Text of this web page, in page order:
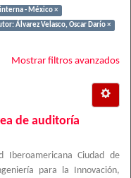
- México ×
Álvarez Velasco, Oscar Darío ×
Mostrar filtros avanzados
de auditoría
Iberoamericana Ciudad de
para la Innovación,